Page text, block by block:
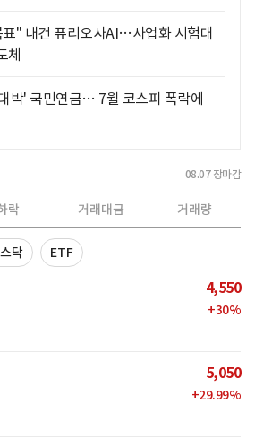
" 내건 퓨리오사AI…사업화 시험대
체
박' 국민연금… 7월 코스피 폭락에
08.07 장마감
락 거래대금 거래량
닥 ETF
4,550
+30%
5,050
+29.99%